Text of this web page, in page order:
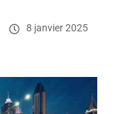
8 janvier 2025